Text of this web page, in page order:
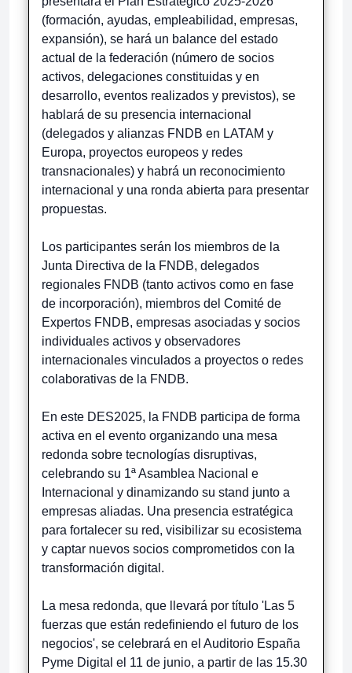
(formación, ayudas, empleabilidad, empresas,
expansión), se hará un balance del estado
actual de la federación (número de socios
activos, delegaciones constituidas y en
desarrollo, eventos realizados y previstos), se
hablará de su presencia internacional
(delegados y alianzas FNDB en LATAM y
Europa, proyectos europeos y redes
transnacionales) y habrá un reconocimiento
internacional y una ronda abierta para presentar
propuestas.
Los participantes serán los miembros de la
Junta Directiva de la FNDB, delegados
regionales FNDB (tanto activos como en fase
de incorporación), miembros del Comité de
Expertos FNDB, empresas asociadas y socios
individuales activos y observadores
internacionales vinculados a proyectos o redes
colaborativas de la FNDB.
En este DES2025, la FNDB participa de forma
activa en el evento organizando una mesa
redonda sobre tecnologías disruptivas,
celebrando su 1ª Asamblea Nacional e
Internacional y dinamizando su stand junto a
empresas aliadas. Una presencia estratégica
para fortalecer su red, visibilizar su ecosistema
y captar nuevos socios comprometidos con la
transformación digital.
La mesa redonda, que llevará por título 'Las 5
fuerzas que están redefiniendo el futuro de los
negocios', se celebrará en el Auditorio España
Pyme Digital el 11 de junio, a partir de las 15.30